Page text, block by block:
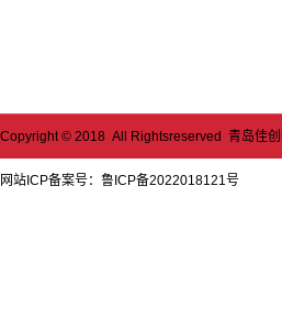
Copyright © 2018 All Rightsreserved 青岛佳
网站ICP备案号： 鲁ICP备2022018121号